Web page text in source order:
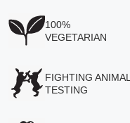
100%
VEGETARIAN
FIGHTING ANIMAL
TESTING